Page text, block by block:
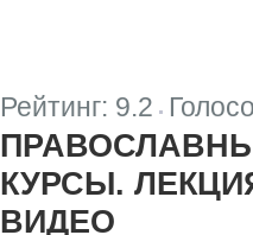
Рейтинг: 9.2
КУРСЫ.
ВИДЕО